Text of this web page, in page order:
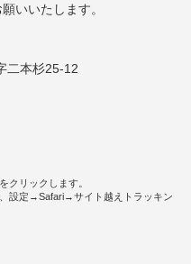
いいたします。
二本杉25-12
クリックします。
設定→Safari→サイト越えトラッキン